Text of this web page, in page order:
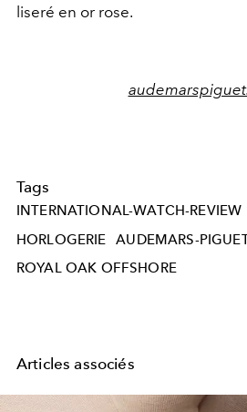
liseré en or rose.
Tags
INTERNATIONAL-WATCH-REVIEW
HORLOGERIE
AUDEMARS-
ROYAL OAK OFFSHORE
Articles associés